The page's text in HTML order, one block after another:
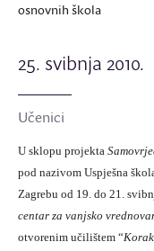
osnovnih škola
25. svibnja 2010.
Učenici
U sklopu projekta
pod nazivom Uspješna
Zagrebu od 19. do 21.
centar za vanjsko
otvorenim učilištem “